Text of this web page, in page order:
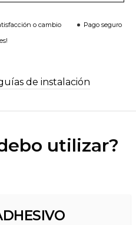
o cambio
Pago seguro
de instalación
utilizar?